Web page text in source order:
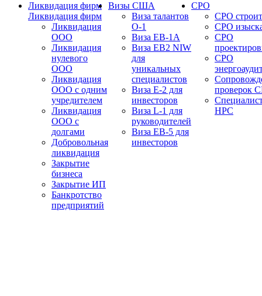
Ликвидация фирм
Ликвидация фирм
Ликвидация
ООО
Ликвидация
нулевого
ООО
Ликвидация
ООО с одним
учредителем
Ликвидация
ООО с
долгами
Добровольная
ликвидация
Закрытие
бизнеса
Закрытие ИП
Банкротство
предприятий
Визы США
Виза талантов
О-1
Виза EB-1A
Виза EB2 NIW
для
уникальных
специалистов
Виза E-2 для
инвесторов
Виза L-1 для
руководителей
Виза EB-5 для
инвесторов
СРО
СРО
СРО
СРО
СРО
проверок
НРС